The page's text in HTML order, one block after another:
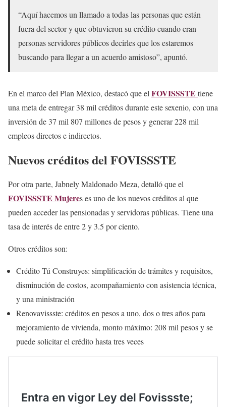
“Aquí hacemos un llamado a todas las personas que están
fuera del sector y que obtuvieron su crédito cuando eran
personas servidores públicos decirles que los estaremos
buscando para llegar a un acuerdo amistoso”, apuntó.
En el marco del Plan México, destacó que elFOVISSSTE tiene
una meta de entregar 38 mil créditos durante este sexenio, con una
inversión de 37 mil 807 millones de pesos y generar 228 mil
empleos directos e indirectos.
Nuevos créditos del FOVISSSTE
Por otra parte, Jabnely Maldonado Meza, detalló que el
FOVISSSTE Mujeres es uno de los nuevos créditos al que
pueden acceder las pensionadas y servidoras públicas. Tiene una
tasa de interés de entre 2 y 3.5 por ciento.
Otros créditos son:
Crédito Tú Construyes: simplificación de trámites y requisitos,
disminución de costos, acompañamiento con asistencia técnica,
y una ministración
Renovavissste: créditos en pesos a uno, dos o tres años para
mejoramiento de vivienda, monto máximo: 208 mil pesos y se
puede solicitar el crédito hasta tres veces